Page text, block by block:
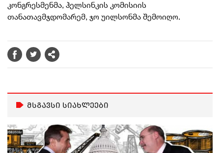
კონგრესმენმა, ჰელსინკის კომისიის
თანათავმჯდომარემ, ჯო უილსონმა შემოიღო.
მსგავსი სიახლეები